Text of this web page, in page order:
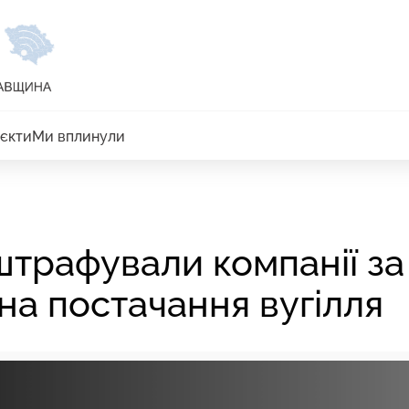
Ми вплинули
компанії за
постачання вугілля